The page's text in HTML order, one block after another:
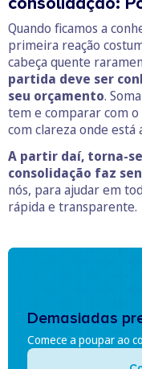
Quando ficamos a
primeira reação
cabeça quente
partida deve ser
seu orçamento.
tem e comparar com
com clareza onde está
A partir daí, torna-
consolidação faz
nós, para ajudar em
rápida e transparente.
Demasiadas
Comece a poupar ao